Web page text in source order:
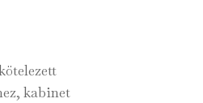
kabinet